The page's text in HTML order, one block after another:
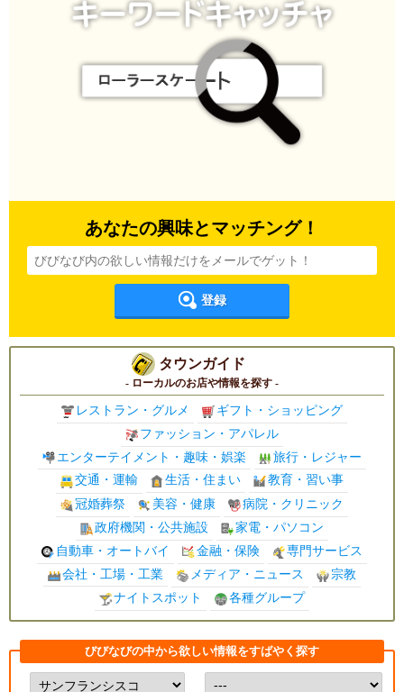
あなたの興味とマッチング！
登録
タウンガイド
- ローカルのお店や情報を探す -
レストラン・グルメ
ギフト・ショッピング
ファッション・アパレル
エンターテイメント・趣味・娯楽
旅行・レジャー
交通・運輸
生活・住まい
教育・習い事
冠婚葬祭
美容・健康
病院・クリニック
政府機関・公共施設
家電・パソコン
自動車・オートバイ
金融・保険
専門サービス
会社・工場・工業
メディア・ニュース
宗教
ナイトスポット
各種グループ
びびなびの中から欲しい情報をすばやく探す